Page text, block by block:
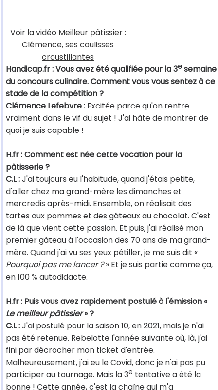
Voir la vidéo Meilleur pâtissier :
Clémence, ses coulisses
croustillantes
Handicap.fr : Vous avez été qualifiée pour la 3e semaine
du concours culinaire. Comment vous vous sentez à ce
stade de la compétition ?
Clémence Lefebvre : Excitée parce qu'on rentre
vraiment dans le vif du sujet ! J'ai hâte de montrer de
quoi je suis capable !
H.fr : Comment est née cette vocation pour la
pâtisserie ?
C.L :J'ai toujours eu l'habitude, quand j'étais petite,
d'aller chez ma grand-mère les dimanches et
mercredis après-midi. Ensemble, on réalisait des
tartes aux pommes et des gâteaux au chocolat. C'est
de là que vient cette passion. Et puis, j'ai réalisé mon
premier gâteau à l'occasion des 70 ans de ma grand-
mère. Quand j'ai vu ses yeux pétiller, je me suis dit «
Pourquoi pas me lancer ?» Et je suis partie comme ça,
en 100 % autodidacte.
H.fr : Puis vous avez rapidement postulé à l'émission «
Le meilleur pâtissier» ?
C.L :J'ai postulé pour la saison 10, en 2021, mais je n'ai
pas été retenue. Rebelotte l'année suivante où, là, j'ai
fini par décrocher mon ticket d'entrée.
Malheureusement, j'ai eu le Covid, donc je n'ai pas pu
participer au tournage. Mais la 3e tentative a été la
bonne ! Cette année, c'est la chaîne qui m'a